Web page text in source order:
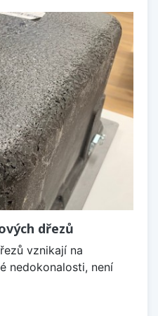
dřezů
vznikají na
nedokonalosti, není